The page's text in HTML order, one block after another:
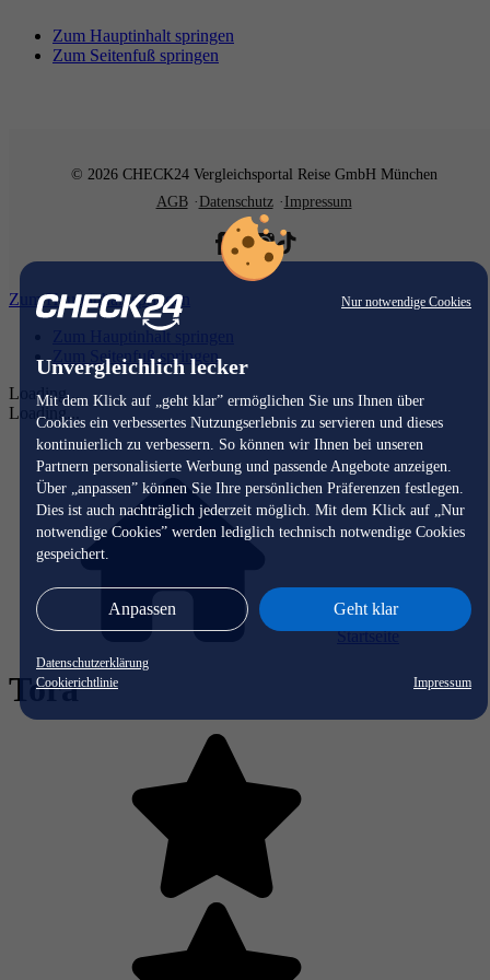
Nur notwendige Cookies
Unvergleichlich lecker
Mit dem Klick auf „geht klar” ermöglichen Sie uns Ihnen über
Cookies ein verbessertes Nutzungserlebnis zu servieren und dieses
kontinuierlich zu verbessern. So können wir Ihnen bei unseren
Partnern personalisierte Werbung und passende Angebote anzeigen.
Über „anpassen” können Sie Ihre persönlichen Präferenzen festlegen.
Dies ist auch nachträglich jederzeit möglich. Mit dem Klick auf „Nur
notwendige Cookies” werden lediglich technisch notwendige Cookies
gespeichert.
Anpassen Geht klar
Datenschutzerklärung
Cookierichtlinie
Impressum
Zum Hauptinhalt springen
Zum Seitenfuß springen
© 2026 CHECK24 Vergleichsportal Reise GmbH München
AGB
Datenschutz Impressum
Zum Hauptinhalt springen
Zum Hauptinhalt springen
Zum Seitenfuß springen
Loading...
Loading...
Startseite
Tora